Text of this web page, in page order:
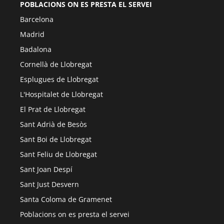
POBLACIONS ON ES PRESTA EL SERVEI
Barcelona
Madrid
Badalona
Cornellà de Llobregat
Esplugues de Llobregat
L'Hospitalet de Llobregat
El Prat de Llobregat
Sant Adrià de Besòs
Sant Boi de Llobregat
Sant Feliu de Llobregat
Sant Joan Despí
Sant Just Desvern
Santa Coloma de Gramenet
Poblacions on es presta el servei